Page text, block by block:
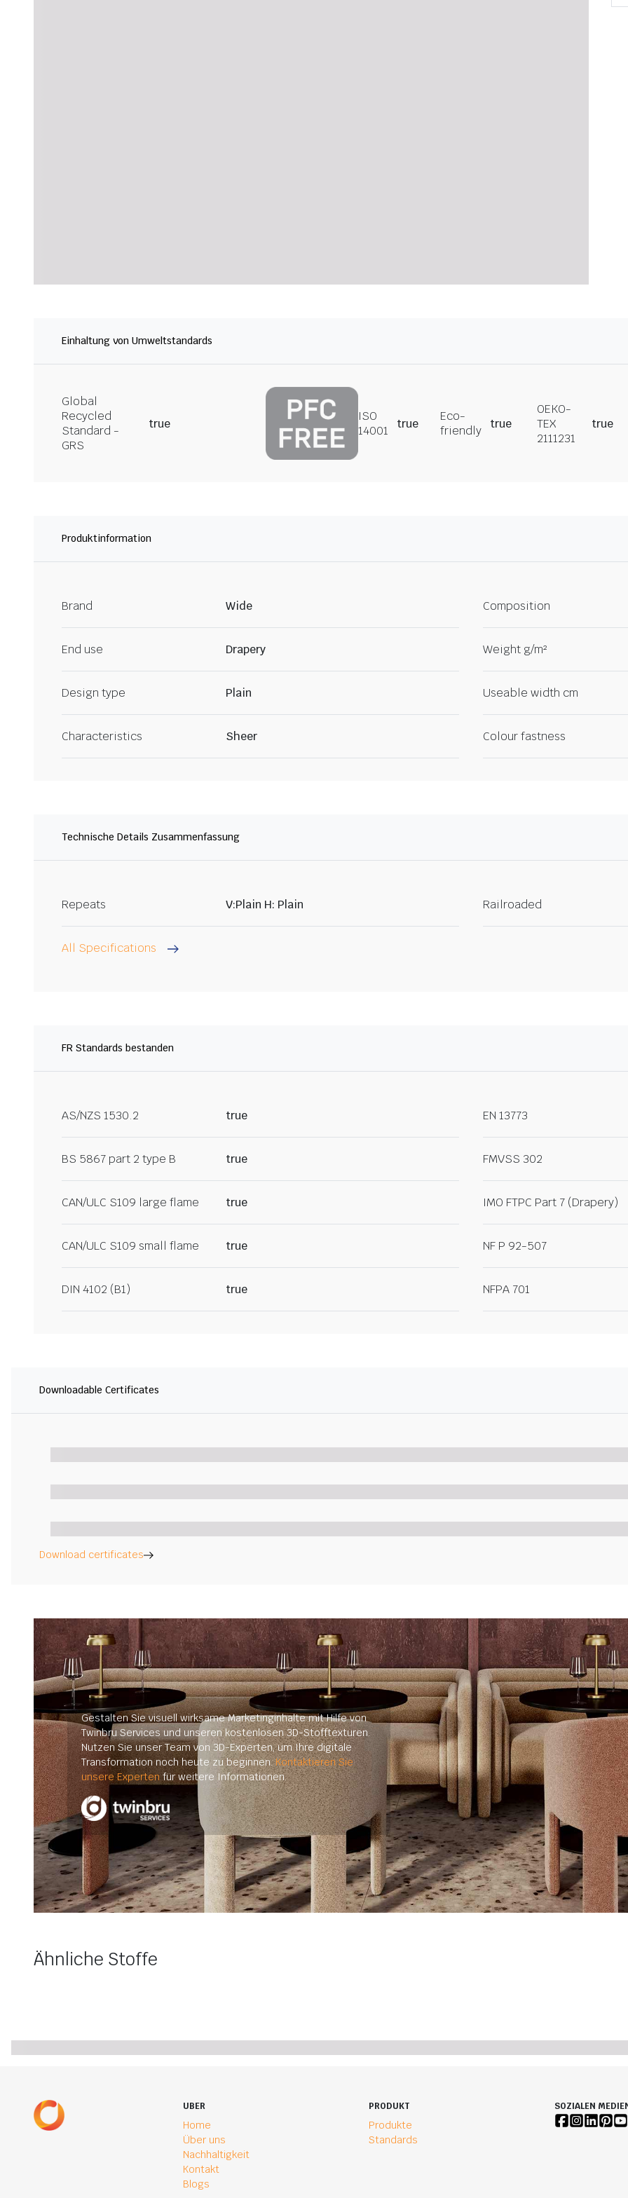
Einhaltung von Umweltstandards
Global
Recycled
Standard -
GRS
true
ISO
14001
true
Eco-
friendly
true
OEKO-
TEX
2111231
true
Produktinformation
Brand Wide Composition
End use Drapery Weight g/m²
Design type Plain Useable width cm
Characteristics Sheer Colour fastness
Technische Details Zusammenfassung
Repeats V:Plain H: Plain Railroaded
All Specifications
FR Standards bestanden
AS/NZS 1530.2 true EN 13773
BS 5867 part 2 type B true FMVSS 302
CAN/ULC S109 large flame true IMO FTPC Part 7 (Drapery)
CAN/ULC S109 small flame true NF P 92-507
DIN 4102 (B1) true NFPA 701
Downloadable Certificates
Download certificates
Gestalten Sie visuell wirksame Marketinginhalte mit Hilfe von
Twinbru Services und unseren kostenlosen 3D-Stofftexturen.
Nutzen Sie unser Team von 3D-Experten, um Ihre digitale
Transformation noch heute zu beginnen.Kontaktieren Sie
unsere Expertenfür weitere Informationen.
Ähnliche Stoffe
UBER
Home
Über uns
Nachhaltigkeit
Kontakt
Blogs
PRODUKT
Produkte
Standards
SOZIALEN